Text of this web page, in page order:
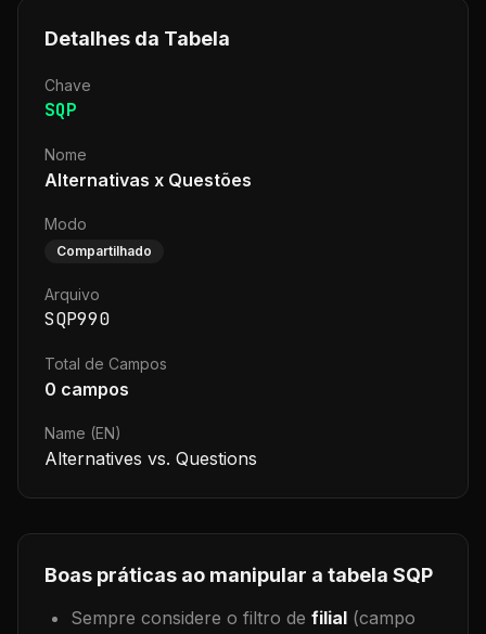
Detalhes da Tabela
Chave
SQP
Nome
Alternativas x Questões
Modo
Compartilhado
Arquivo
SQP990
Total de Campos
0 campos
Name (EN)
Alternatives vs. Questions
Boas práticas ao manipular a tabela SQP
Sempre considere o filtro de filial (campo